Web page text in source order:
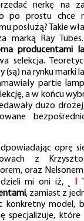
nerkę na
po prostu chce
posłużą? Takie
marką Ray
producentami
selekcja.
(są) na rynku marki
partie
a w końcu
dużo
oprę
z
oraz Nelsonem
mi oni iż, ˻
, zamiast z
konkretny model,
specjalizuje, które